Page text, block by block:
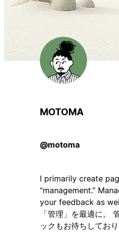
MOTOMA
@motoma
I primarily create
“management.”
your feedback as
「管理」を最適に。
ックもお待ちしており